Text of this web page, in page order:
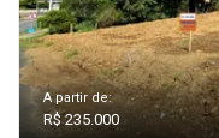
A partir de:
R$ 235.000